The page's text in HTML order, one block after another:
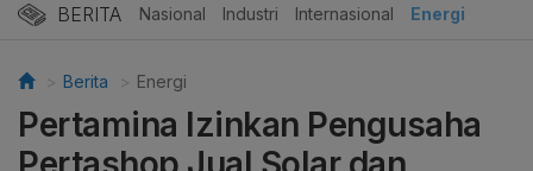
BERITA Nasional Industri Internasional Energi
Berita Energi
Pertamina Izinkan Pengusaha